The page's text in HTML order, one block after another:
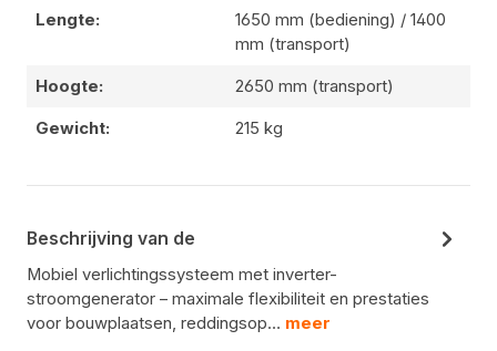
Lengte:
1650 mm (bediening) / 1400
mm (transport)
Hoogte: 2650 mm (transport)
Gewicht: 215 kg
Beschrijving van de
Mobiel verlichtingssysteem met inverter-
stroomgenerator – maximale flexibiliteit en prestaties
voor bouwplaatsen, reddingsop… meer